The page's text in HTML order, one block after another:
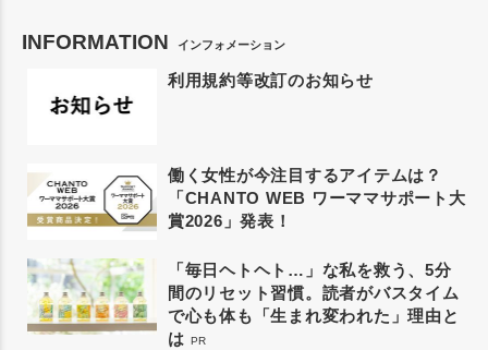
INFORMATION インフォメーション
利用規約等改訂のお知らせ
働く女性が今注目するアイテムは？
「CHANTO WEB ワーママサポート大
賞2026」発表！
「毎日ヘトヘト…」な私を救う、5分
間のリセット習慣。読者がバスタイム
で心も体も「生まれ変われた」理由と
は PR